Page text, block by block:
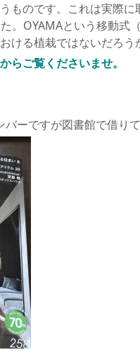
ものです。これは実際
。OYAMAという移動式
ける植栽ではないだろう
らご覧くださいませ。
ーですが図書館で借りて